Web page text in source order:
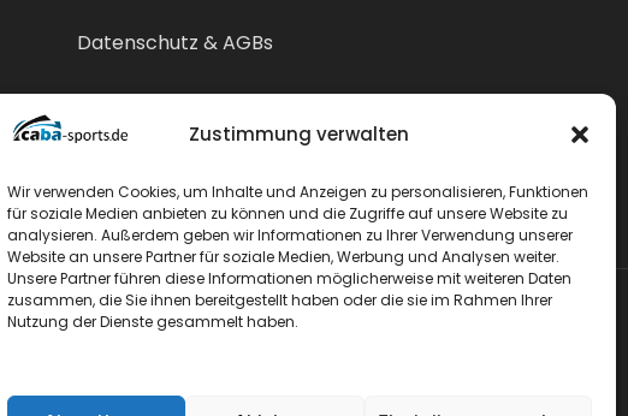
Zustimmung verwalten
Wir verwenden Cookies, um Inhalte und Anzeigen zu personalisieren, Funktionen
für soziale Medien anbieten zu können und die Zugriffe auf unsere Website zu
analysieren. Außerdem geben wir Informationen zu Ihrer Verwendung unserer
Website an unsere Partner für soziale Medien, Werbung und Analysen weiter.
Unsere Partner führen diese Informationen möglicherweise mit weiteren Daten
zusammen, die Sie ihnen bereitgestellt haben oder die sie im Rahmen Ihrer
Nutzung der Dienste gesammelt haben.
Datenschutz & AGBs